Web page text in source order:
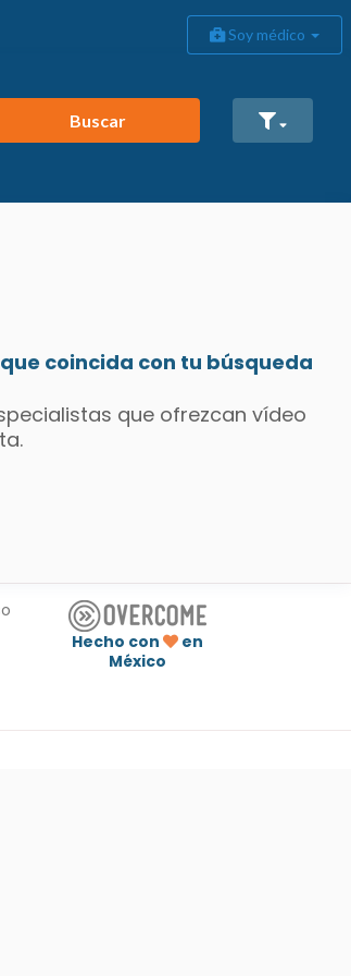
Soy médico
Buscar
coincida con tu búsqueda
que ofrezcan vídeo
Hecho con
en
México